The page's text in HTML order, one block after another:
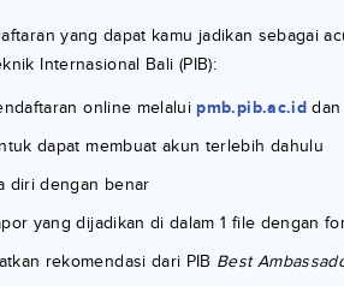
yang dapat kamu jadikan sebagai
Internasional Bali (PIB):
online melaluipmb.pib.ac.iddan
dapat membuat akun terlebih dahulu
diri dengan benar
yang dijadikan di dalam 1 file dengan
rekomendasi dari PIB Best